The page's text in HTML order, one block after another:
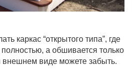
каркас “открытого типа”, где
а обшивается только
внешнем виде можете забыть.